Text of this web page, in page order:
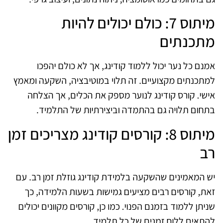
מיתוס 7: כולם יכולים להיות
מתכנתים
אמנם כל נער יכול ללמוד קודינג, אך לא כולם יהפכו
למתכנתים מקצועיים. זה תלוי במוטיבציה, השקעה ומאמץ
אישי. קורס קודינג לנוער מספק את הכלים, אך הצלחה
בתחום תלויה גם בהתמדה וביצירתיות של התלמיד.
מיתוס 8: קורסים קודינג מצריכים זמן
רב
יש המאמינים שהשקעה בלמידת קודינג גוזלת זמן רב. עם
זאת, קורסים רבים מציעים גמישות בשעות הלמידה, כך
שניתן ללמוד בזמנם הפנוי. כמו כן, קורסים מקוונים יכולים